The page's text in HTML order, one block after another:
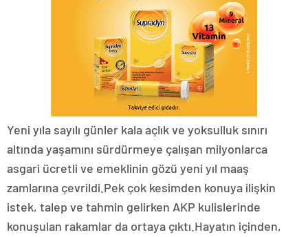
Yeni yıla sayılı günler kala açlık ve yoksulluk sınırı
altında yaşamını sürdürmeye çalışan milyonlarca
asgari ücretli ve emeklinin gözü yeni yıl maaş
zamlarına çevrildi.Pek çok kesimden konuya ilişkin
istek, talep ve tahmin gelirken AKP kulislerinde
konuşulan rakamlar da ortaya çıktı.Hayatın içinden,